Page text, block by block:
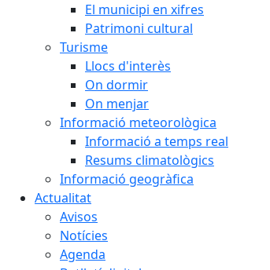
El municipi en xifres
Patrimoni cultural
Turisme
Llocs d'interès
On dormir
On menjar
Informació meteorològica
Informació a temps real
Resums climatològics
Informació geogràfica
Actualitat
Avisos
Notícies
Agenda